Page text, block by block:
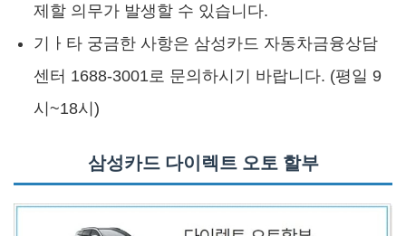
제할 의무가 발생할 수 있습니다.
기ㅏ타 궁금한 사항은 삼성카드 자동차금융상담
센터 1688-3001로 문의하시기 바랍니다. (평일 9
시~18시)
삼성카드 다이렉트 오토 할부